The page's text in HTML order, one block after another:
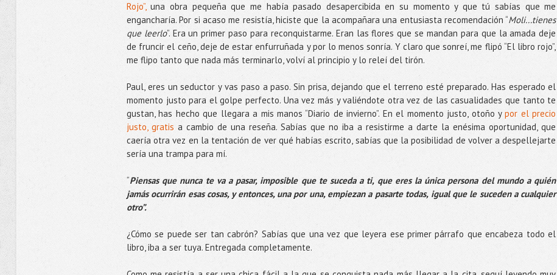
Rojo”,una obra pequeña que me había pasado desapercibida en su momento y que tú sabías que me
engancharía. Por si acaso me resistía, hiciste que la acompañara una entusiasta recomendación “Moli...tienes
que leerlo”. Era un primer paso para reconquistarme. Eran las flores que se mandan para que la amada deje
de fruncir el ceño, deje de estar enfurruñada y por lo menos sonría. Y claro que sonreí, me flipó “El libro rojo”,
me flipo tanto que nada más terminarlo, volví al principio y lo releí del tirón.
Paul, eres un seductor y vas paso a paso. Sin prisa, dejando que el terreno esté preparado. Has esperado el
momento justo para el golpe perfecto. Una vez más y valiéndote otra vez de las casualidades que tanto te
gustan, has hecho que llegara a mis manos “Diario de invierno”. En el momento justo, otoño ypor el precio
justo, gratis a cambio de una reseña. Sabías que no iba a resistirme a darte la enésima oportunidad, que
caería otra vez en la tentación de ver qué habías escrito, sabías que la posibilidad de volver a despellejarte
sería una trampa para mí.
“Piensas que nunca te va a pasar, imposible que te suceda a ti, que eres la única persona del mundo a quién
jamás ocurrirán esas cosas, y entonces, una por una, empiezan a pasarte todas, igual que le suceden a cualquier
otro”.
¿Cómo se puede ser tan cabrón? Sabías que una vez que leyera ese primer párrafo que encabeza todo el
libro, iba a ser tuya. Entregada completamente.